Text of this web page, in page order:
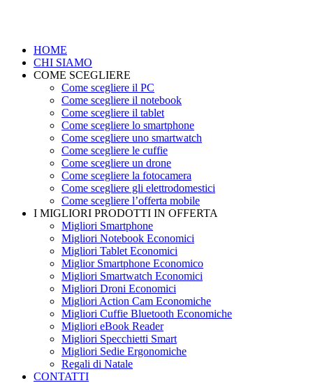
HOME
CHI SIAMO
COME SCEGLIERE
Come scegliere il PC
Come scegliere il notebook
Come scegliere il tablet
Come scegliere lo smartphone
Come scegliere uno smartwatch
Come scegliere le cuffie
Come scegliere un drone
Come scegliere la fotocamera
Come scegliere gli elettrodomestici
Come scegliere l’offerta mobile
I MIGLIORI PRODOTTI IN OFFERTA
Migliori Smartphone
Migliori Notebook Economici
Migliori Tablet Economici
Miglior Smartphone Economico
Migliori Smartwatch Economici
Migliori Droni Economici
Migliori Action Cam Economiche
Migliori Cuffie Bluetooth Economiche
Migliori eBook Reader
Migliori Specchietti Smart
Migliori Sedie Ergonomiche
Regali di Natale
CONTATTI